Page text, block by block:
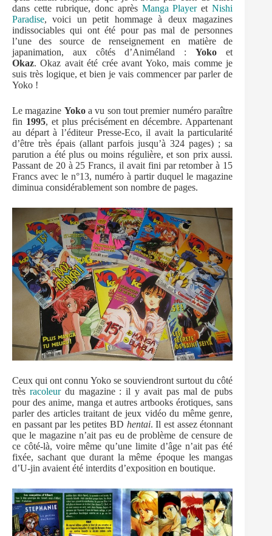
dans cette rubrique, donc après Manga PlayeretNishi
Paradise, voici un petit hommage à deux magazines
indissociables qui ont été pour pas mal de personnes
l’une des source de renseignement en matière de
japanimation, aux côtés d’Animéland :Yoko et
Okaz. Okaz avait été crée avant Yoko, mais comme je
suis très logique, et bien je vais commencer par parler de
Yoko !
Le magazine Yokoa vu son tout premier numéro paraître
fin 1995, et plus précisément en décembre. Appartenant
au départ à l’éditeur Presse-Eco, il avait la particularité
d’être très épais (allant parfois jusqu’à 324 pages) ; sa
parution a été plus ou moins régulière, et son prix aussi.
Passant de 20 à 25 Francs, il avait fini par retomber à 15
Francs avec le n°13, numéro à partir duquel le magazine
diminua considérablement son nombre de pages.
Ceux qui ont connu Yoko se souviendront surtout du côté
très racoleurdu magazine : il y avait pas mal de pubs
pour des anime, manga et autres artbooks érotiques, sans
parler des articles traitant de jeux vidéo du même genre,
en passant par les petites BD hentai. Il est assez étonnant
que le magazine n’ait pas eu de problème de censure de
ce côté-là, voire même qu’une limite d’âge n’ait pas été
fixée, sachant que durant la même époque les mangas
d’U-jin avaient été interdits d’exposition en boutique.